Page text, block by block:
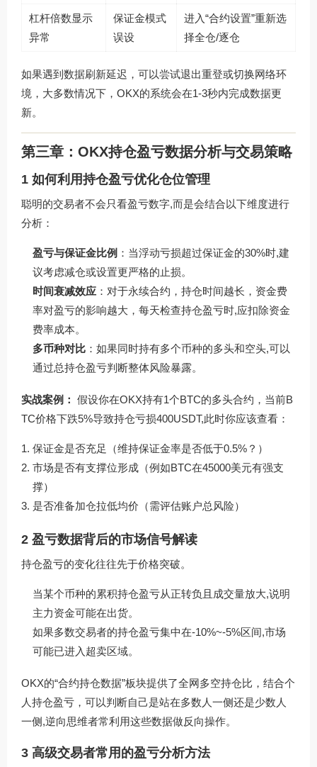
杠杆倍数显示
异常
保证金模式
误设
进入“合约设置”重新选
择全仓/逐仓
如果遇到数据刷新延迟，可以尝试退出重登或切换网络环
境，大多数情况下，OKX的系统会在1-3秒内完成数据更
新。
第三章：OKX持仓盈亏数据分析与交易策略
1 如何利用持仓盈亏优化仓位管理
聪明的交易者不会只看盈亏数字,而是会结合以下维度进行
分析：
盈亏与保证金比例 ：当浮动亏损超过保证金的30%时,建
议考虑减仓或设置更严格的止损。
时间衰减效应 ：对于永续合约，持仓时间越长，资金费
率对盈亏的影响越大，每天检查持仓盈亏时,应扣除资金
费率成本。
多币种对比 ：如果同时持有多个币种的多头和空头,可以
通过总持仓盈亏判断整体风险暴露。
实战案例： 假设你在OKX持有1个BTC的多头合约，当前B
TC价格下跌5%导致持仓亏损400USDT,此时你应该查看：
保证金是否充足（维持保证金率是否低于0.5%？）
市场是否有支撑位形成（例如BTC在45000美元有强支
撑）
是否准备加仓拉低均价（需评估账户总风险）
2 盈亏数据背后的市场信号解读
持仓盈亏的变化往往先于价格突破。
当某个币种的累积持仓盈亏从正转负且成交量放大,说明
主力资金可能在出货。
如果多数交易者的持仓盈亏集中在-10%~-5%区间,市场
可能已进入超卖区域。
OKX的“合约持仓数据”板块提供了全网多空持仓比，结合个
人持仓盈亏，可以判断自己是站在多数人一侧还是少数人
一侧,逆向思维者常利用这些数据做反向操作。
3 高级交易者常用的盈亏分析方法